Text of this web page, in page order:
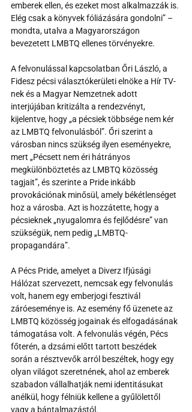
emberek ellen, és ezeket most alkalmazzák is.
Elég csak a könyvek fóliázására gondolni” –
mondta, utalva a Magyarországon
bevezetett LMBTQ ellenes törvényekre.
A felvonulással kapcsolatban Őri László, a
Fidesz pécsi választókerületi elnöke a Hír TV-
nek és a Magyar Nemzetnek adott
interjújában kritizálta a rendezvényt,
kijelentve, hogy „a pécsiek többsége nem kér
az LMBTQ felvonulásból”. Őri szerint a
városban nincs szükség ilyen eseményekre,
mert „Pécsett nem éri hátrányos
megkülönböztetés az LMBTQ közösség
tagjait”, és szerinte a Pride inkább
provokációnak minősül, amely békétlenséget
hoz a városba. Azt is hozzátette, hogy a
pécsieknek „nyugalomra és fejlődésre” van
szükségük, nem pedig „LMBTQ-
propagandára”.
A Pécs Pride, amelyet a Diverz Ifjúsági
Hálózat szervezett, nemcsak egy felvonulás
volt, hanem egy emberjogi fesztivál
záróeseménye is. Az esemény fő üzenete az
LMBTQ közösség jogainak és elfogadásának
támogatása volt. A felvonulás végén, Pécs
főterén, a dzsámi előtt tartott beszédek
során a résztvevők arról beszéltek, hogy egy
olyan világot szeretnének, ahol az emberek
szabadon vállalhatják nemi identitásukat
anélkül, hogy félniük kellene a gyűlölettől
vagy a bántalmazástól.